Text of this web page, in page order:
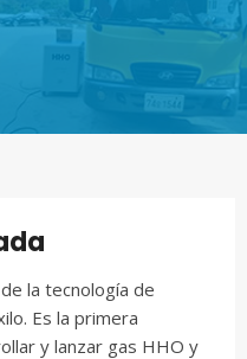
la tecnología de
Es la primera
y lanzar gas HHO y